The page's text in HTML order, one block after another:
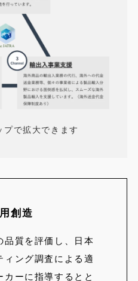
で拡大できます
創造
品質を評価し、日本
ィング調査による適
カーに指導するとと